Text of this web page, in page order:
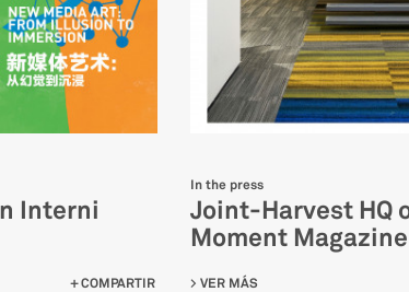
Interni
ON INTERNI MAGAZINE
COMPARTIR
In the press
Joint-Harvest HQ
Moment Magazine
VER MÁS SU JOINT-HARVEST